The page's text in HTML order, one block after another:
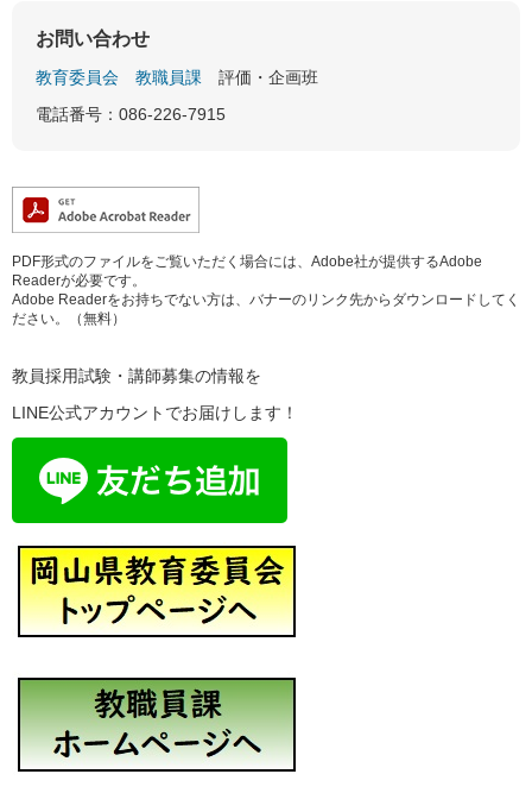
お問い合わせ
教育委員会 教職員課
評価・企画班
電話番号：086-226-7915
PDF形式のファイルをご覧いただく場合には、Adobe社が提供するAdobe
Readerが必要です。
Adobe Readerをお持ちでない方は、バナーのリンク先からダウンロードしてく
ださい。（無料）
教員採用試験・講師募集の情報を
LINE公式アカウントでお届けします！